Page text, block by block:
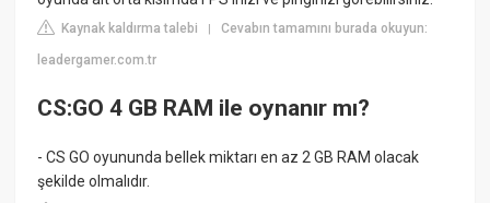
Kaynak kaldırma talebi |Cevabın tamamını burada okuyun:
leadergamer.com.tr
CS:GO 4 GB RAM ile oynanır mı?
- CS GO oyununda bellek miktarı en az 2 GB RAM olacak
şekilde olmalıdır.